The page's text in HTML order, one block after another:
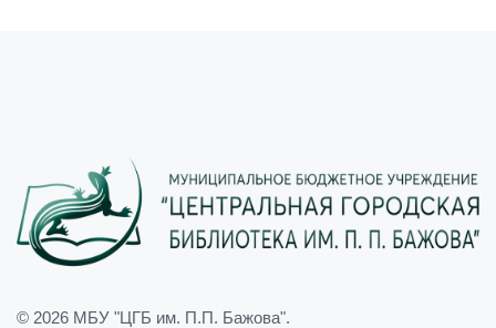
© 2026 МБУ "ЦГБ им. П.П. Бажова".